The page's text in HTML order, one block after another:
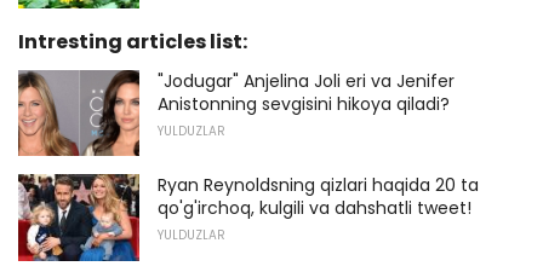
Intresting articles list:
"Jodugar" Anjelina Joli eri va Jenifer
Anistonning sevgisini hikoya qiladi?
YULDUZLAR
Ryan Reynoldsning qizlari haqida 20 ta
qo'g'irchoq, kulgili va dahshatli tweet!
YULDUZLAR